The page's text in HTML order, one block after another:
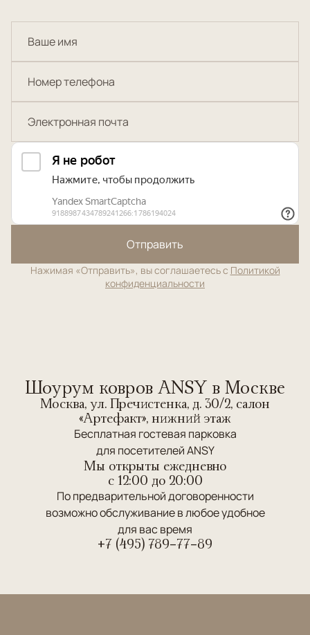
Отправить
Нажимая «Отправить», вы соглашаетесь с Политикой
конфиденциальности
Шоурум ковров ANSY в Москве
Москва, ул. Пречистенка, д. 30/2, салон
«Артефакт», нижний этаж
Бесплатная гостевая парковка
для посетителей ANSY
Мы открыты ежедневно
c 12:00 до 20:00
По предварительной договоренности
возможно обслуживание в любое удобное
для вас время
+7 (495) 789-77-89